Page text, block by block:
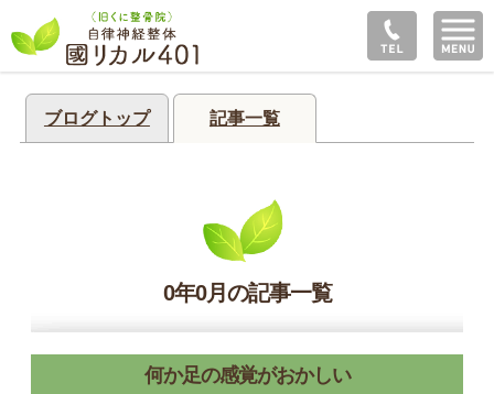
ブログトップ 記事一覧
0年0月の記事一覧
何か足の感覚がおかしい